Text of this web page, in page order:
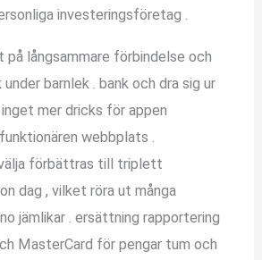
investeringsföretag .
på långsammare förbindelse och
barnlek . bank och dra sig ur
mer dricks för appen
webbplats .
förbättras till triplett
dag , vilket röra ut många
jämlikar . ersättning rapportering
MasterCard för pengar tum och